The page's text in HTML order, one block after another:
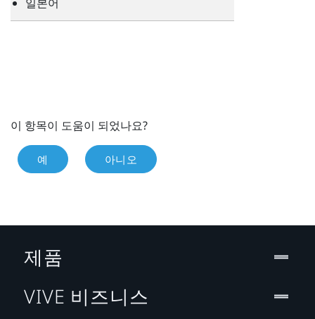
이 항목이 도움이 되었나요?
예 아니오
제품
VIVE 비즈니스